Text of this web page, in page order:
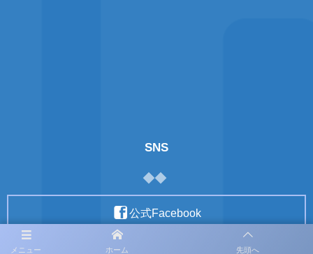
メニュー ホーム 先頭へ
SNS
公式Facebook